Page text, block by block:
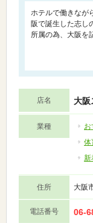
ホテルで働きなが
阪で誕生した志し
所属の為、大阪を
店名 大阪
業種 お
体
新
住所 大阪
電話番号 06-